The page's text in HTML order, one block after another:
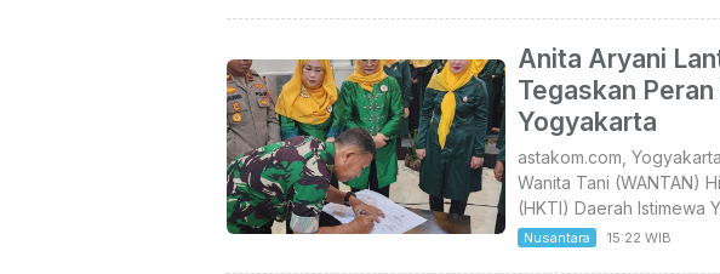
Anita Aryani
Tegaskan
Yogyakarta
astakom.com,
Wanita Tani (WANTAN)
(HKTI) Daerah Istimewa
Nusantara 15:22 WIB